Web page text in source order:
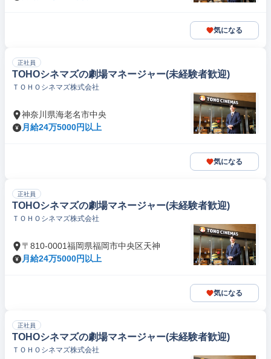
気になる
正社員
TOHOシネマズの劇場マネージャー(未経験者歓迎)
ＴＯＨＯシネマズ株式会社
神奈川県海老名市中央
月給24万5000円以上
気になる
正社員
TOHOシネマズの劇場マネージャー(未経験者歓迎)
ＴＯＨＯシネマズ株式会社
〒810-0001福岡県福岡市中央区天神
月給24万5000円以上
気になる
正社員
TOHOシネマズの劇場マネージャー(未経験者歓迎)
ＴＯＨＯシネマズ株式会社